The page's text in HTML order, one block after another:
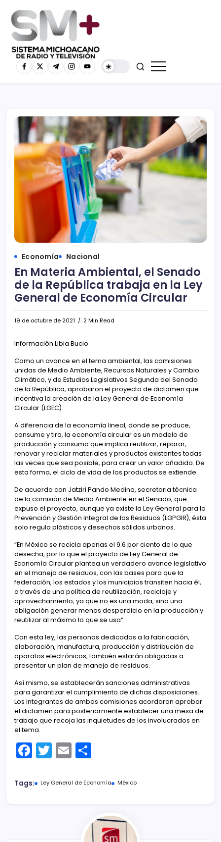
Economía Nacional
En Materia Ambiental, el Senado
de la República trabaja en la Ley
General de Economía Circular
19 de octubre de 2021 2 Min Read
Información Libia Bucio
Como un avance en el tema ambiental, las comisiones
unidas de Medio Ambiente, Recursos Naturales y Cambio
Climático, y de Estudios Legislativos Segunda del Senado
de la República, aprobaron el proyecto de dictamen que
incentiva la creación de la Ley General de Economía
Circular (LGEC).
A diferencia de la economía lineal, donde se produce,
consume y tira, la economía circular es un modelo de
producción y consumo que implica reutilizar, reparar,
renovar y reciclar materiales y productos existentes todas
las veces que sea posible, para crear un valor añadido. De
esta forma, el ciclo de vida de los productos se extiende.
De acuerdo con Jatziri Pando Medina, secretaria técnica
de la comisión de Medio Ambiente en el Senado, que
expuso el proyecto, aunque ya existe la Ley General para la
Prevención y Gestión Integral de los Residuos (LGPGIR), ésta
solo regula plásticos y desechos sólidos urbanos.
“En México se recicla apenas el 9.6 por ciento de lo que
desecha, por lo que el proyecto de Ley General de
Economía Circular plantea un verdadero avance legislativo
en el manejo de residuos, con las bases para que la
federación, los estados y los municipios transiten hacia él,
a través de una política de reutilización, reciclaje y
aprovechamiento, ya que no es una moda, sino una
obligación generar menos desperdicio en la producción y
reutilizar al máximo lo que se usa”.
Con esta ley, las personas dedicadas a la fabricación,
elaboración, manufactura, producción y distribución de
aparatos electrónicos, también estarán obligadas a
presentar un plan de manejo de residuos.
Así mismo, se establecerán sanciones administrativas
para garantizar el cumplimiento de dichas disposiciones.
Los integrantes de ambas comisiones acordaron aprobar
el dictamen para posteriormente establecer una mesa de
trabajo que recoja las inquietudes de los involucrados en
el tema.
F
c
T
itt
E
ai m
ar
tir
Tags: Ley General de Economía México